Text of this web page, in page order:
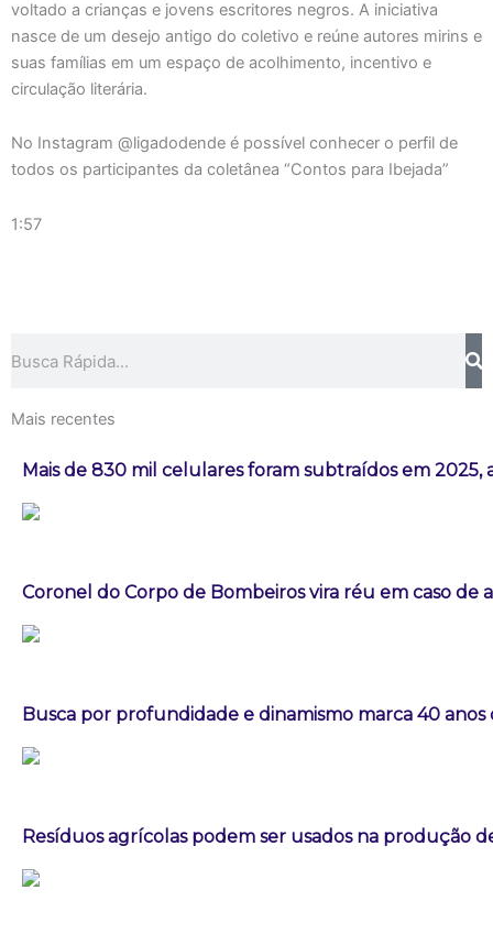
voltado a crianças e jovens escritores negros. A iniciativa
nasce de um desejo antigo do coletivo e reúne autores mirins e
suas famílias em um espaço de acolhimento, incentivo e
circulação literária.
No Instagram @ligadodende é possível conhecer o perfil de
todos os participantes da coletânea “Contos para Ibejada”
1:57
Mais recentes
Mais de 830 mil celulares foram subtraídos em 2025,
Coronel do Corpo de Bombeiros vira réu em caso de
Busca por profundidade e dinamismo marca 40 anos
Resíduos agrícolas podem ser usados na produção